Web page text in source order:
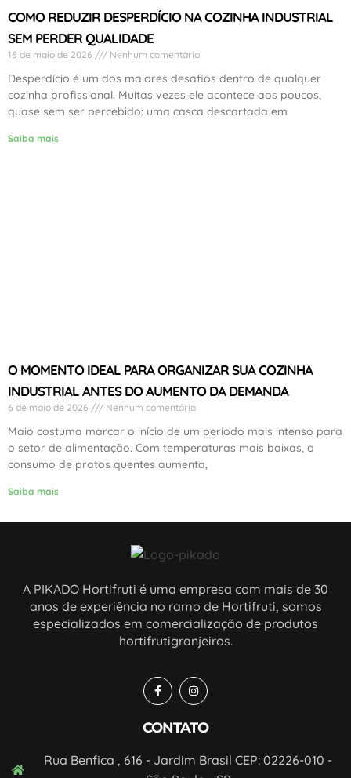
COMO REDUZIR DESPERDÍCIO NA COZINHA INDUSTRIAL
SEM PERDER QUALIDADE
16 de maio de 2026 Nenhum comentário
Desperdício é um dos maiores desafios dentro de qualquer
cozinha profissional. Muitas vezes ele acontece aos poucos,
quase sem ser percebido: uma casca descartada em
Saiba mais
O MOMENTO IDEAL PARA ORGANIZAR SUA COZINHA
INDUSTRIAL ANTES DO AUMENTO DA DEMANDA
6 de maio de 2026 Nenhum comentário
Maio costuma marcar o início de um período mais intenso para
o setor de alimentação. Com temperaturas mais baixas, o
consumo de pratos quentes aumenta,
Saiba mais
A PIKADO Hortifruti é uma empresa com mais de 30
anos de experiência no ramo de Hortifruti, somos
especializados em comercialização de produtos
hortifrutigranjeiros.
CONTATO
Rua Benfica , 616 - Jardim Brasil CEP: 02226-010 -